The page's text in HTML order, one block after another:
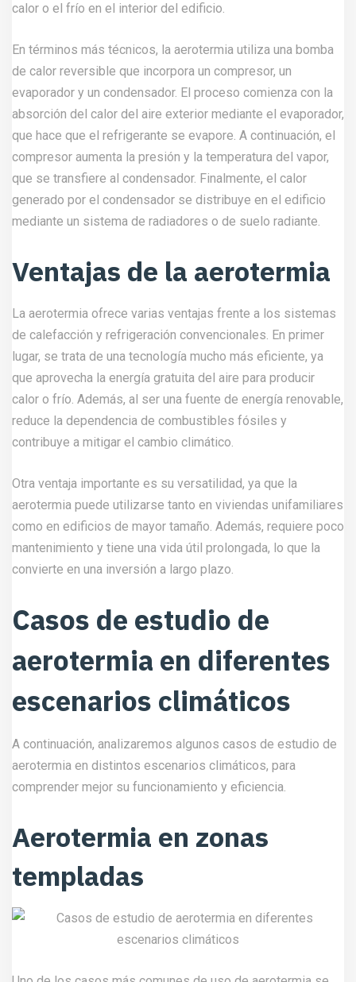
calor o el frío en el interior del edificio.
En términos más técnicos, la aerotermia utiliza una bomba
de calor reversible que incorpora un compresor, un
evaporador y un condensador. El proceso comienza con la
absorción del calor del aire exterior mediante el evaporador,
que hace que el refrigerante se evapore. A continuación, el
compresor aumenta la presión y la temperatura del vapor,
que se transfiere al condensador. Finalmente, el calor
generado por el condensador se distribuye en el edificio
mediante un sistema de radiadores o de suelo radiante.
Ventajas de la aerotermia
La aerotermia ofrece varias ventajas frente a los sistemas
de calefacción y refrigeración convencionales. En primer
lugar, se trata de una tecnología mucho más eficiente, ya
que aprovecha la energía gratuita del aire para producir
calor o frío. Además, al ser una fuente de energía renovable,
reduce la dependencia de combustibles fósiles y
contribuye a mitigar el cambio climático.
Otra ventaja importante es su versatilidad, ya que la
aerotermia puede utilizarse tanto en viviendas unifamiliares
como en edificios de mayor tamaño. Además, requiere poco
mantenimiento y tiene una vida útil prolongada, lo que la
convierte en una inversión a largo plazo.
Casos de estudio de
aerotermia en diferentes
escenarios climáticos
A continuación, analizaremos algunos casos de estudio de
aerotermia en distintos escenarios climáticos, para
comprender mejor su funcionamiento y eficiencia.
Aerotermia en zonas
templadas